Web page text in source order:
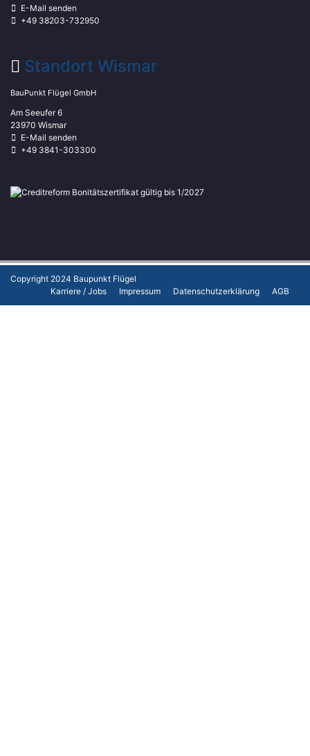
E-Mail senden
+49 38203-732950
Standort Wismar
BauPunkt Flügel GmbH
Am Seeufer 6
23970 Wismar
E-Mail senden
+49 3841-303300
Copyright 2024 Baupunkt Flügel
Karriere / Jobs
Impressum Datenschutzerklärung AGB